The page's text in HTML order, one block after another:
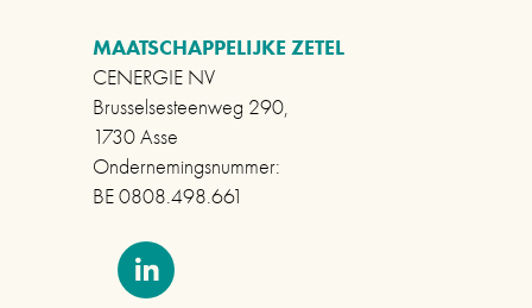
MAATSCHAPPELIJKE ZETEL
CENERGIE NV
Brusselsesteenweg 290,
1730 Asse
Ondernemingsnummer:
BE 0808.498.661